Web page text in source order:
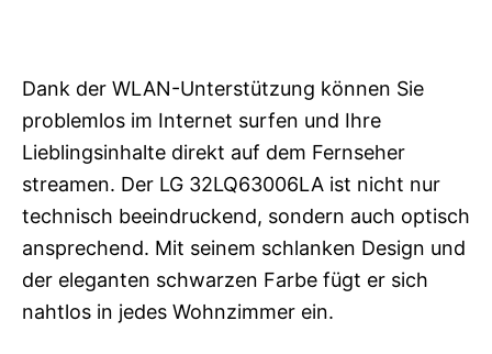
Dank der WLAN-Unterstützung können Sie
problemlos im Internet surfen und Ihre
Lieblingsinhalte direkt auf dem Fernseher
streamen. Der LG 32LQ63006LA ist nicht nur
technisch beeindruckend, sondern auch optisch
ansprechend. Mit seinem schlanken Design und
der eleganten schwarzen Farbe fügt er sich
nahtlos in jedes Wohnzimmer ein.